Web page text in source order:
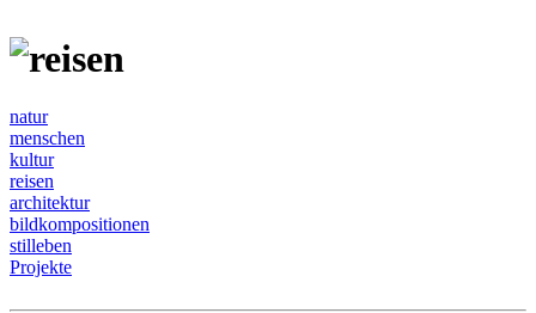
natur
menschen
kultur
reisen
architektur
bildkompositionen
stilleben
Projekte